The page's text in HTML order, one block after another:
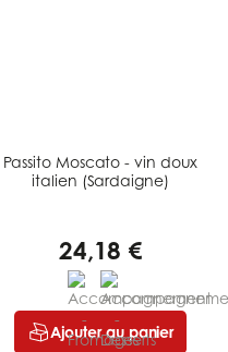
Passito Moscato - vin doux
italien (Sardaigne)
24,18 €
Ajouter au panier